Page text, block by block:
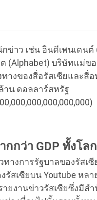
าว เช่น อินดีเพนเดนต์
(Alphabet) บริษัทแม่ข
างของสื่อรัสเซียและสื่
น ดอลลาร์สหรัฐ
กกว่า GDP ทั้งโล
ทางการรัฐบาลของรัสเ
สเซียบน Youtube หล
ยงานข่าวรัสเซียซึ่งมีส